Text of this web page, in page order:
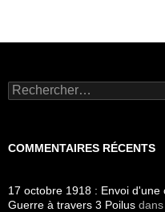
Rechercher :
COMMENTAIRES RÉCENTS
17 octobre 1918 : Envoi
Guerre à travers 3 Poilus dans